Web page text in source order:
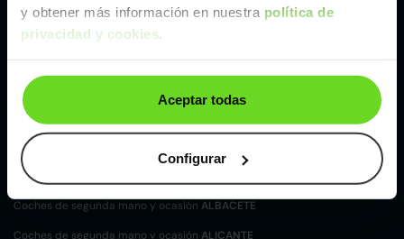
y obtener más información en nuestra política de
privacidad y cookies.
Aceptar todas
Configurar
Zaragoza
Ver Nissan Qashqai de segunda mano y ocasión
Nissan Qashqai de segunda mano y ocasión
Coches de segunda mano y ocasión por
localización
Coches de segunda mano y ocasión ALBACETE
Coches de segunda mano y ocasión ALICANTE